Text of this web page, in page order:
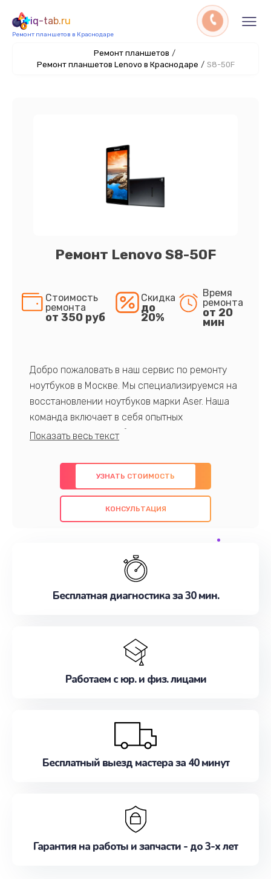
iq-tab.ru
Ремонт планшетов в Краснодаре
Ремонт планшетов /
Ремонт планшетов Lenovo в Краснодаре / S8-50F
Ремонт Lenovo S8-50F
Стоимость
ремонта
от 350 руб
Скидка
до
20%
Время
ремонта
от 20
мин
Добро пожаловать в наш сервис по ремонту
ноутбуков в Москве. Мы специализируемся на
восстановлении ноутбуков марки Aser. Наша
команда включает в себя опытных
профессионалов с обширными знаниями и
предлагаем быстрый и качественный ремонт с
использованием оригинальных компонентов, а
также гарантируем качество всех
проведенных работ. Наша цель - предоставить
обслуживание, удовлетворяя их потребности
наилучшим образом. Не медлите записаться на
УЗНАТЬ СТОИМОСТЬ
КОНСУЛЬТАЦИЯ
Бесплатная диагностика за 30 мин.
Работаем с юр. и физ. лицами
Бесплатный выезд мастера за 40 минут
Гарантия на работы и запчасти - до 3-х лет